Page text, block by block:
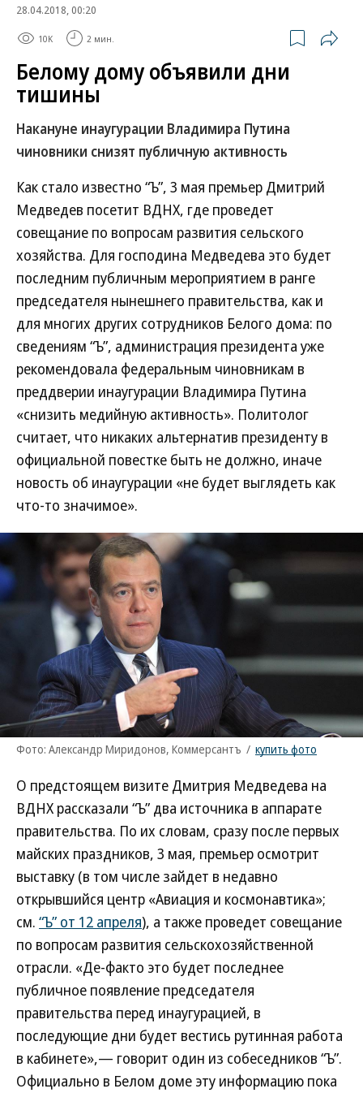
28.04.2018, 00:20
10K 2 мин.
Белому дому объявили дни
тишины
Накануне инаугурации Владимира Путина
чиновники снизят публичную активность
Как стало известно “Ъ”, 3 мая премьер Дмитрий
Медведев посетит ВДНХ, где проведет
совещание по вопросам развития сельского
хозяйства. Для господина Медведева это будет
последним публичным мероприятием в ранге
председателя нынешнего правительства, как и
для многих других сотрудников Белого дома: по
сведениям “Ъ”, администрация президента уже
рекомендовала федеральным чиновникам в
преддверии инаугурации Владимира Путина
«снизить медийную активность». Политолог
считает, что никаких альтернатив президенту в
официальной повестке быть не должно, иначе
новость об инаугурации «не будет выглядеть как
что-то значимое».
Фото: Александр Миридонов, Коммерсантъ / купить фото
О предстоящем визите Дмитрия Медведева на
ВДНХ рассказали “Ъ” два источника в аппарате
правительства. По их словам, сразу после первых
майских праздников, 3 мая, премьер осмотрит
выставку (в том числе зайдет в недавно
открывшийся центр «Авиация и космонавтика»;
см. “Ъ” от 12 апреля), а также проведет совещание
по вопросам развития сельскохозяйственной
отрасли. «Де-факто это будет последнее
публичное появление председателя
правительства перед инаугурацией, в
последующие дни будет вестись рутинная работа
в кабинете»,— говорит один из собеседников “Ъ”.
Официально в Белом доме эту информацию пока